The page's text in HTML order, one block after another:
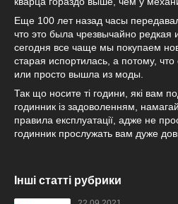
Еще 100 лет назад часы
что это была чрезвычайно
сегодня все чаще мы покупаем
старая испортилась, а потому,
или просто вышла из моды.
Так що носите ті години, які вам
годинник із задоволенням,
правила експлуатації, адже не
годинник прослужать вам дуже
Інші статті рубрики